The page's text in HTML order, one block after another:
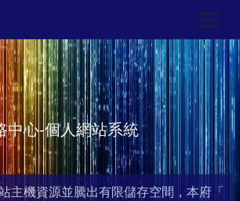
中心-個人網站系統
主機資源並騰出有限儲存空間，本府「